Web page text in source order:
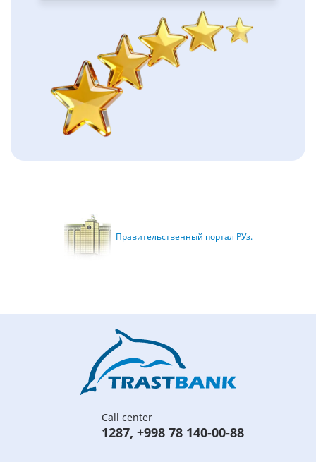
Правительственный портал РУз.
Call center
1287, +998 78 140-00-88